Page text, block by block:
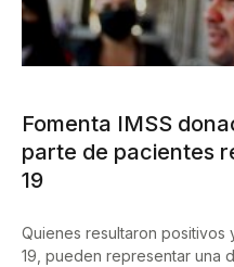
Fomenta IMSS
parte de pacientes
19
Quienes resultaron
19, pueden representar una